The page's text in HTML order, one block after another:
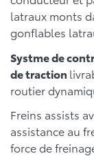
latraux monts
gonflables
Systme de
de traction
routier
Freins assists
assistance au
force de